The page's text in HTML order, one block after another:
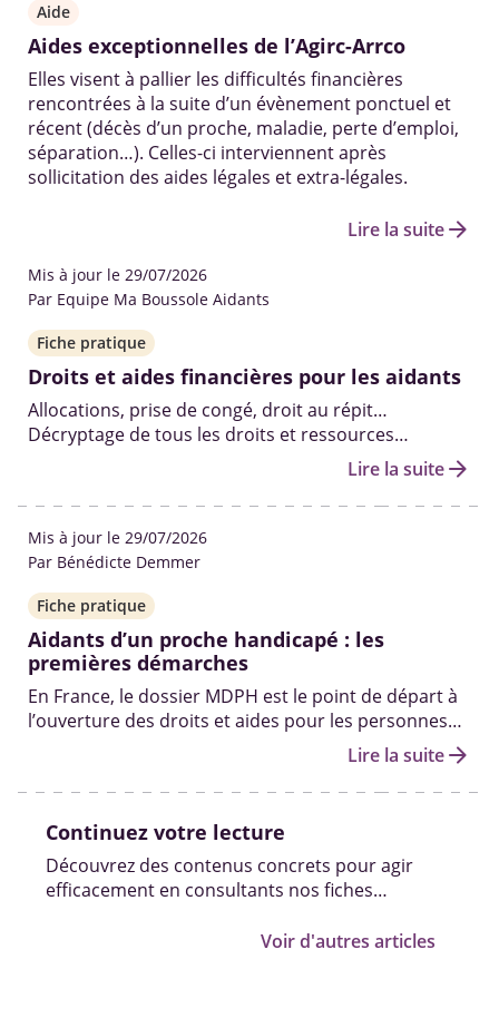
Aide
Aides exceptionnelles de l’Agirc-Arrco
Elles visent à pallier les difficultés financières
rencontrées à la suite d’un évènement ponctuel et
récent (décès d’un proche, maladie, perte d’emploi,
séparation…). Celles-ci interviennent après
sollicitation des aides légales et extra-légales.
Lire la suitearrow_forward
Mis à jour le 29/07/2026
Par Equipe Ma Boussole Aidants
Fiche pratique
Droits et aides financières pour les aidants
Allocations, prise de congé, droit au répit…
Décryptage de tous les droits et ressources
existants pour aider les aidants à prendre soin de
leur proche âgé, malade ou handicapé, dans les
meilleures conditions.
Lire la suitearrow_forward
Mis à jour le 29/07/2026
Par Bénédicte Demmer
Fiche pratique
Aidants d’un proche handicapé : les
premières démarches
En France, le dossier MDPH est le point de départ à
l’ouverture des droits et aides pour les personnes
en situation de handicap. Qui peut vous aider à le
remplir ? Quelles sont les autres démarches pour
obtenir des solutions ? On fait le point.
Lire la suitearrow_forward
Continuez votre lecture
Découvrez des contenus concrets pour agir
efficacement en consultants nos fiches
Voir d'autres articles